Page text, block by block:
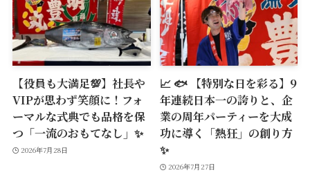
【役員も大満足💯】社長や
VIPが思わず笑顔に！フォ
ーマルな式典でも品格を保
つ「一流のおもてなし」✨
2026年7月28日
📈 🐟 【特別な日を彩る】9
年連続日本一の誇りと、企
業の周年パーティーを大成
功に導く「熱狂」の創り方
✨
2026年7月27日